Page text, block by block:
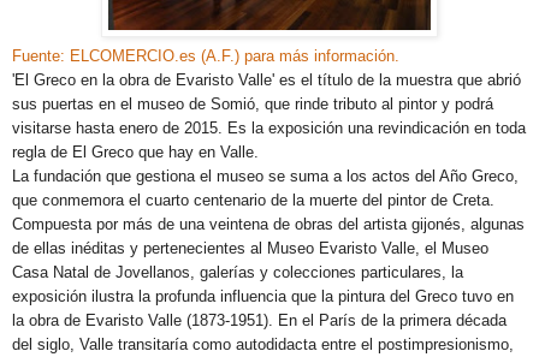
Fuente: ELCOMERCIO.es (A.F.) para más información.
'El Greco en la obra de Evaristo Valle' es el título de la muestra que abrió
sus puertas en el museo de Somió, que rinde tributo al pintor y podrá
visitarse hasta enero de 2015. Es la exposición una revindicación en toda
regla de El Greco que hay en Valle.
La fundación que gestiona el museo se suma a los actos del Año Greco,
que conmemora el cuarto centenario de la muerte del pintor de Creta.
Compuesta por más de una veintena de obras del artista gijonés, algunas
de ellas inéditas y pertenecientes al Museo Evaristo Valle, el Museo
Casa Natal de Jovellanos, galerías y colecciones particulares, la
exposición ilustra la profunda influencia que la pintura del Greco tuvo en
la obra de Evaristo Valle (1873-1951). En el París de la primera década
del siglo, Valle transitaría como autodidacta entre el postimpresionismo,